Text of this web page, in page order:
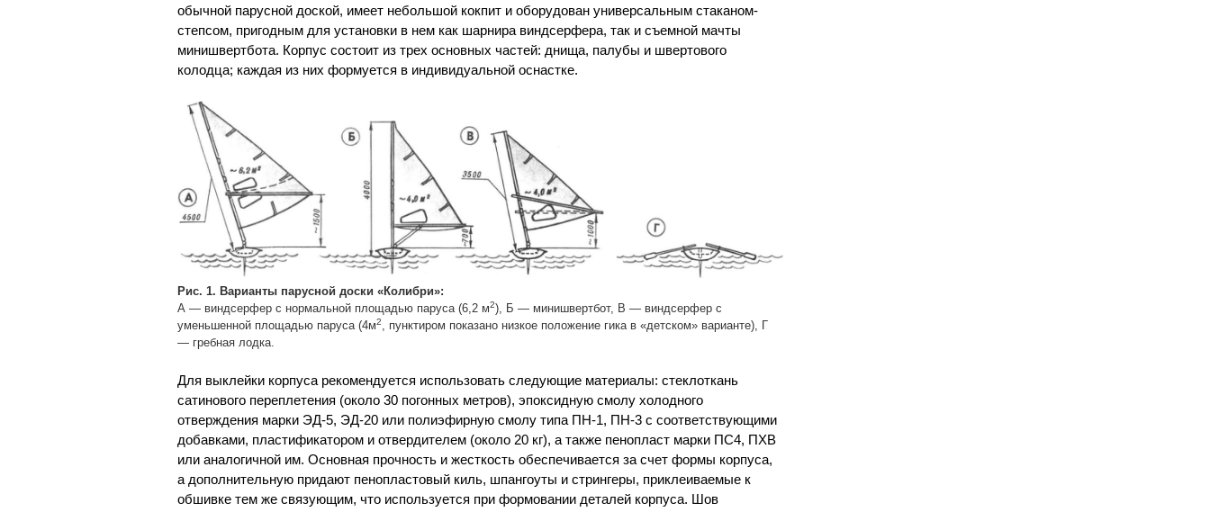
обычной парусной доской, имеет небольшой кокпит и оборудован универсальным стаканом-
степсом, пригодным для установки в нем как шарнира виндсерфера, так и съемной мачты
минишвертбота. Корпус состоит из трех основных частей: днища, палубы и швертового
колодца; каждая из них формуется в индивидуальной оснастке.
Рис. 1. Варианты парусной доски «Колибри»:
А — виндсерфер с нормальной площадью паруса (6,2 м2), Б — минишвертбот, В — виндсерфер с
уменьшенной площадью паруса (4м2
, пунктиром показано низкое положение гика в «детском» варианте), Г
— гребная лодка.
Для выклейки корпуса рекомендуется использовать следующие материалы: стеклоткань
сатинового переплетения (около 30 погонных метров), эпоксидную смолу холодного
отверждения марки ЭД-5, ЭД-20 или полиэфирную смолу типа ПН-1, ПН-3 с соответствующими
добавками, пластификатором и отвердителем (около 20 кг), а также пенопласт марки ПС4, ПХВ
или аналогичной им. Основная прочность и жесткость обеспечивается за счет формы корпуса,
а дополнительную придают пенопластовый киль, шпангоуты и стрингеры, приклеиваемые к
обшивке тем же связующим, что используется при формовании деталей корпуса. Шов